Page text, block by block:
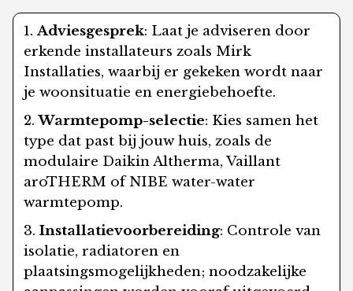
Adviesgesprek: Laat je adviseren door
erkende installateurs zoals Mirk
Installaties, waarbij er gekeken wordt naar
je woonsituatie en energiebehoefte.
Warmtepomp-selectie: Kies samen het
type dat past bij jouw huis, zoals de
modulaire Daikin Altherma, Vaillant
aroTHERM of NIBE water-water
warmtepomp.
Installatievoorbereiding: Controle van
isolatie, radiatoren en
plaatsingsmogelijkheden; noodzakelijke